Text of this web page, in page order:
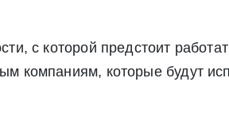
с которой предстоит
компаниям, которые будут